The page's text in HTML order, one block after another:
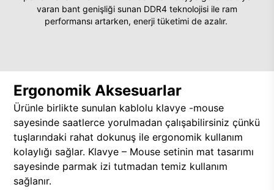
varan bant genişliği sunan DDR4 teknolojisi ile ram
performansı artarken, enerji tüketimi de azalır.
Ergonomik Aksesuarlar
Ürünle birlikte sunulan kablolu klavye -mouse
sayesinde saatlerce yorulmadan çalışabilirsiniz çünkü
tuşlarındaki rahat dokunuş ile ergonomik kullanım
kolaylığı sağlar. Klavye – Mouse setinin mat tasarımı
sayesinde parmak izi tutmadan temiz kullanım
sağlanır.